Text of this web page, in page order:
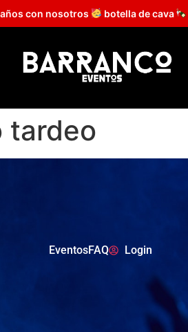
con nosotros botella de cava
tardeo
EventosFAQ Login